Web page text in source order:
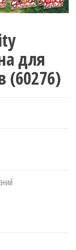
для
(60276)